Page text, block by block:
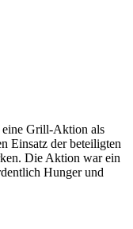
eine Grill-Aktion als
Einsatz der beteiligten
Die Aktion war ein
Hunger und